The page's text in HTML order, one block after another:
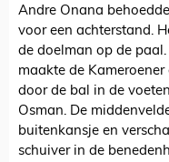
Andre Onana
voor een achterstand.
de doelman op de
maakte de
door de bal in de
Osman. De
buitenkansje en
schuiver in de